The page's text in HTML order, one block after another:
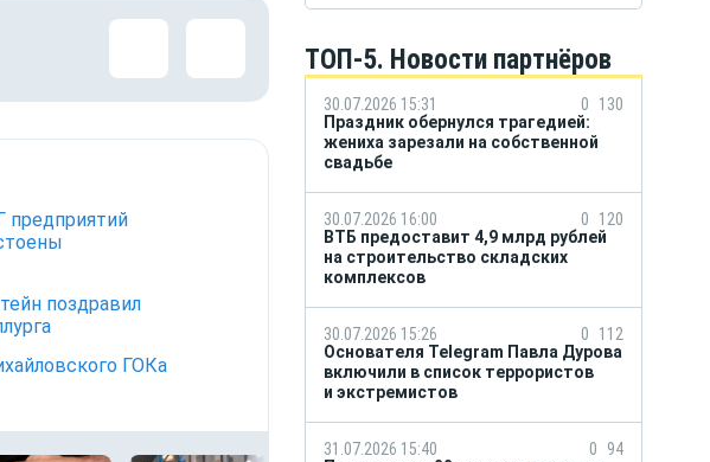
предприятий
поздравил
ГОКа
ТОП-5. Новости партнёров
30.07.2026 15:31 0
130
Праздник обернулся трагедией:
жениха зарезали на собственной
свадьбе
30.07.2026 16:00 0
120
ВТБ предоставит 4,9 млрд рублей
на строительство складских
комплексов
30.07.2026 15:26 0
112
Основателя Telegram Павла Дурова
включили в список террористов
и экстремистов
31.07.2026 15:40 0
94